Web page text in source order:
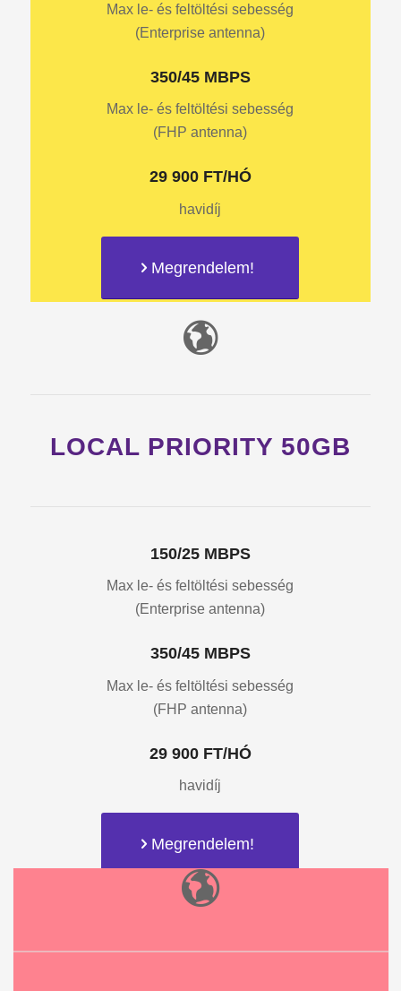
Max le- és feltöltési sebesség
(Enterprise antenna)
350/45 MBPS
Max le- és feltöltési sebesség
(FHP antenna)
29 900 FT/HÓ
havidíj
Megrendelem!
LOCAL PRIORITY 50GB
150/25 MBPS
Max le- és feltöltési sebesség
(Enterprise antenna)
350/45 MBPS
Max le- és feltöltési sebesség
(FHP antenna)
29 900 FT/HÓ
havidíj
Megrendelem!